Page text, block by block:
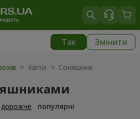
Так Змінити
> Квіти > Соняшник
дорожче популярні